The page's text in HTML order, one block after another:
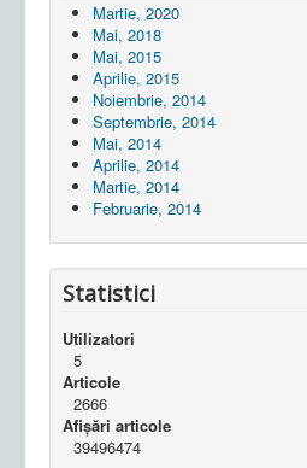
Martie, 2020
Mai, 2018
Mai, 2015
Aprilie, 2015
Noiembrie, 2014
Septembrie, 2014
Mai, 2014
Aprilie, 2014
Martie, 2014
Februarie, 2014
Statistici
Utilizatori
5
Articole
2666
Afișări articole
39496474